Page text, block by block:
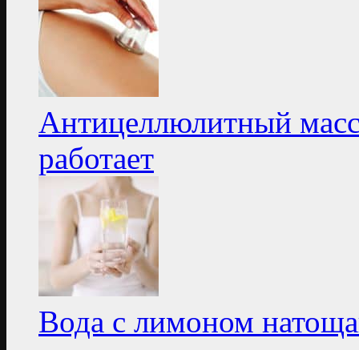
Антицеллюлитный
работает
Вода с лимоном